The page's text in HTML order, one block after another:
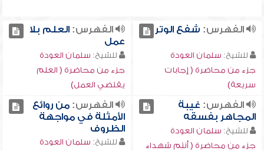
الفهرس: شفع الوتر
للشيخ: سلمان العودة
جزء من محاضرة ( إجابات
سريعة)
الفهرس:العلم بلا
عمل
للشيخ: سلمان العودة
جزء من محاضرة ( العلم
يقتضي العمل)
الفهرس: غيبة
المجاهر بفسقه
للشيخ: سلمان العودة
جزء من محاضرة ( أنتم شهداء
الفهرس:من روائع
الأمثلة في مواجهة
الظروف
للشيخ: سلمان العودة